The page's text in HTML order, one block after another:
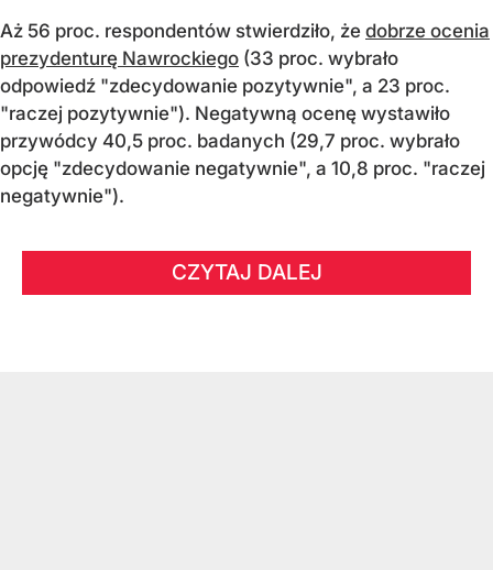
Aż 56 proc. respondentów stwierdziło, że dobrze ocenia
prezydenturę Nawrockiego (33 proc. wybrało
odpowiedź "zdecydowanie pozytywnie", a 23 proc.
"raczej pozytywnie"). Negatywną ocenę wystawiło
przywódcy 40,5 proc. badanych (29,7 proc. wybrało
opcję "zdecydowanie negatywnie", a 10,8 proc. "raczej
negatywnie").
CZYTAJ DALEJ